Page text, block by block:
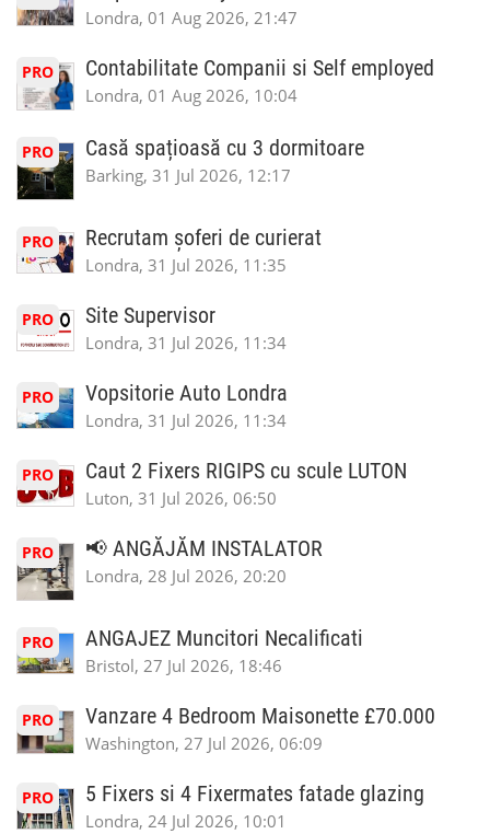
Londra, 01 Aug 2026, 21:47
PRO Contabilitate Companii si Self employed
Londra, 01 Aug 2026, 10:04
PRO Casă spațioasă cu 3 dormitoare
Barking, 31 Jul 2026, 12:17
PRO Recrutam șoferi de curierat
Londra, 31 Jul 2026, 11:35
PRO Site Supervisor
Londra, 31 Jul 2026, 11:34
PRO Vopsitorie Auto Londra
Londra, 31 Jul 2026, 11:34
PRO Caut 2 Fixers RIGIPS cu scule LUTON
Luton, 31 Jul 2026, 06:50
PRO 📢 ANGĂJĂM INSTALATOR
Londra, 28 Jul 2026, 20:20
PRO ANGAJEZ Muncitori Necalificati
Bristol, 27 Jul 2026, 18:46
PRO Vanzare 4 Bedroom Maisonette £70.000
Washington, 27 Jul 2026, 06:09
PRO 5 Fixers si 4 Fixermates fatade glazing
Londra, 24 Jul 2026, 10:01